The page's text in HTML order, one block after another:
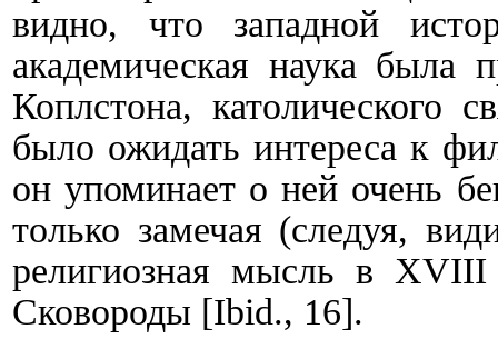
видно, что западной
академическая наука была
Коплстона, католического
было ожидать интереса к
он упоминает о ней очень
только замечая (следуя,
религиозная мысль в XVIII
Сковороды [Ibid., 16].